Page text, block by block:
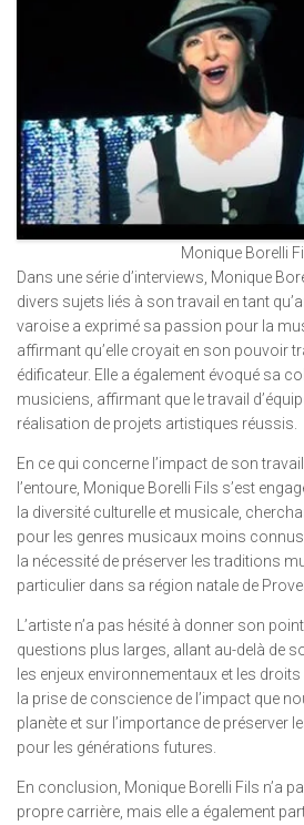
Monique Borelli
Dans une série d’interviews, Monique
divers sujets liés à son travail en tant
varoise a exprimé sa passion pour la
affirmant qu’elle croyait en son pouvoir
édificateur. Elle a également évoqué sa
musiciens, affirmant que le travail
réalisation de projets artistiques réussis.
En ce qui concerne l’impact de son
l’entoure, Monique Borelli Fils s’est
la diversité culturelle et musicale,
pour les genres musicaux moins
la nécessité de préserver les traditions
particulier dans sa région natale de
L’artiste n’a pas hésité à donner son
questions plus larges, allant au-delà de
les enjeux environnementaux et les
la prise de conscience de l’impact que
planète et sur l’importance de préserver
pour les générations futures.
En conclusion, Monique Borelli Fils n’a
propre carrière, mais elle a également